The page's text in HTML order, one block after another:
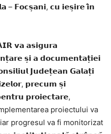
– 𝗙𝗼𝗰𝘀̦𝗮𝗻𝗶, 𝗰𝘂 𝗶𝗲𝘀̦𝗶𝗿𝗲 𝗶̂𝗻
𝘃𝗮 𝗮𝘀𝗶𝗴𝘂𝗿𝗮
𝘀̦𝗶 𝗮 𝗱𝗼𝗰𝘂𝗺𝗲𝗻𝘁𝗮𝘁̦𝗶𝗲𝗶
𝗝𝘂𝗱𝗲𝘁̦𝗲𝗮𝗻 𝗚𝗮𝗹𝗮𝘁̦𝗶
𝗽𝗿𝗲𝗰𝘂𝗺 𝘀̦𝗶
𝗽𝗿𝗼𝗶𝗲𝗰𝘁𝗮𝗿𝗲,
proiectului va
progresul va fi monitorizat